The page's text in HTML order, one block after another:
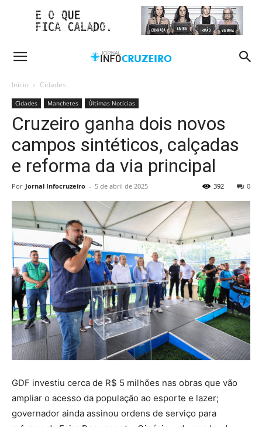
Início Cidades
Cidades Manchetes Últimas Notícias
Cruzeiro ganha dois novos
campos sintéticos, calçadas
e reforma da via principal
Por Jornal Infocruzeiro - 5 de abril de 2025 0
392
GDF investiu cerca de R$ 5 milhões nas obras que vão
ampliar o acesso da população ao esporte e lazer;
governador ainda assinou ordens de serviço para